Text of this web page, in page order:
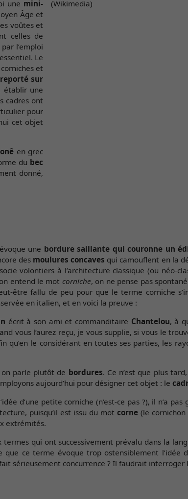
une mini-
Âge et
voûtes et
celles de
l’emploi
Le
et
sur
établir une
cadres ont
pour
cet objet
en grec
du bec
donné,
une bordure saillante qui couronne un
des moulures concaves qui camouflent en la
volontiers à l’architecture classique (ou néo-
entend le mot corniche, on ne pense pas
être fallu de peu pour que le terme corniche
en italien, et en voici la preuve :
écrit à son ami et commanditaire Chantelou, à
vous l’aurez reçu, je vous supplie, si vous le
qu’en le considérant en toutes ses parties, les
on parle plutôt de bordures. Ce n’est que plus
aujourd’hui pour désigner cet objet : le
d’une petite corniche (n'est-ce pas ?), il n’a pas
puisqu’il est issu du mot corne(le
extrémités.
termes qui ont successivement prévalu dans la
que ce terme évoque trop ostensiblement l’idée
sérieusement concurrence ? Il faudrait interroger